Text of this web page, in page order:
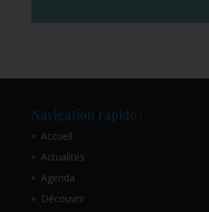
Navigation rapide :
Accueil
Actualités
Agenda
Découvrir